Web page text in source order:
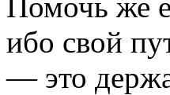
ибо свой
— это